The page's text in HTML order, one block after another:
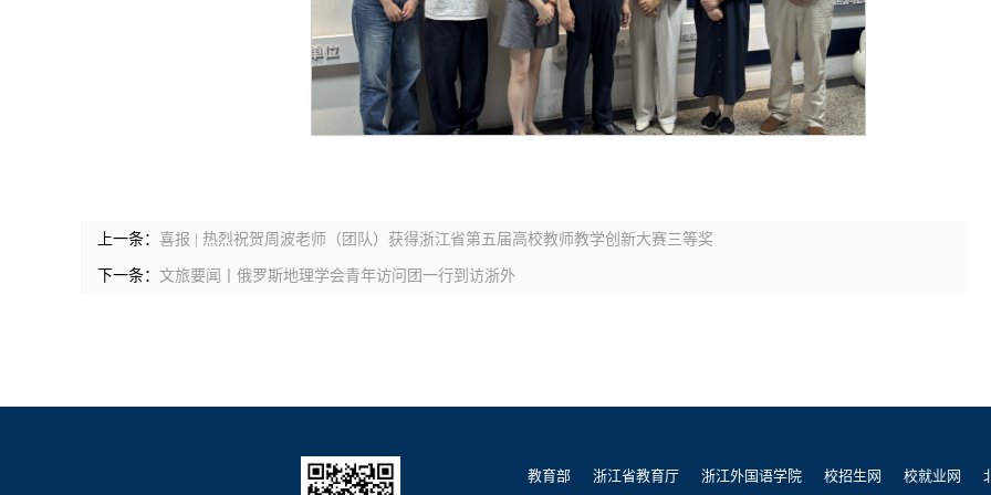
上一条： 喜报 | 热烈祝贺周波老师（团队）获得浙江省第五届高校教师教学创新大赛三等奖
下一条： 文旅要闻丨俄罗斯地理学会青年访问团一行到访浙外
教育部 浙江省教育厅 浙江外国语学院 校招生网 校就业网